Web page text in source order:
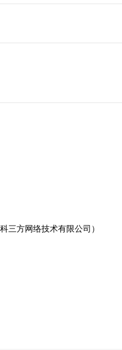
方网络技术有限公司）